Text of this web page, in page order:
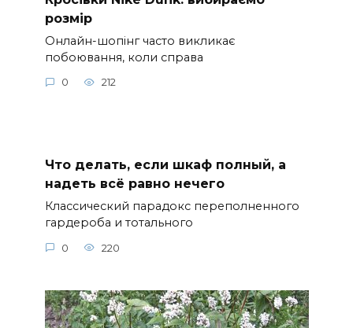
розмір
Онлайн-шопінг часто викликає
побоювання, коли справа
0 212
Что делать, если шкаф полный, а
надеть всё равно нечего
Классический парадокс переполненного
гардероба и тотального
0 220